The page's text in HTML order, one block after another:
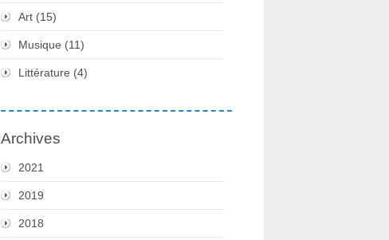
Art (15)
Musique (11)
Littérature (4)
Archives
2021
2019
2018